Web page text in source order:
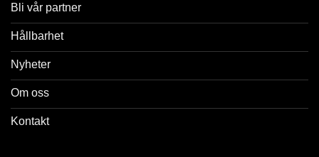
Bli vår partner
Hållbarhet
Nyheter
Om oss
Kontakt